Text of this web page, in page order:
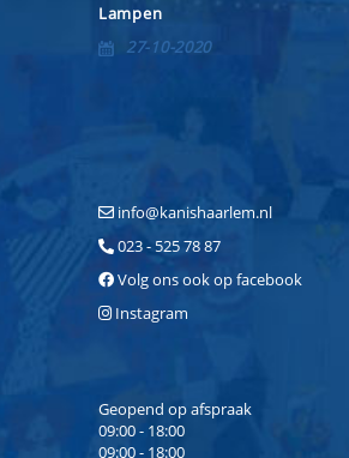
Lampen
27-10-2020
info@kanishaarlem.nl
023 - 525 78 87
Volg ons ook op facebook
Instagram
Geopend op afspraak
09:00 - 18:00
09:00 - 18:00